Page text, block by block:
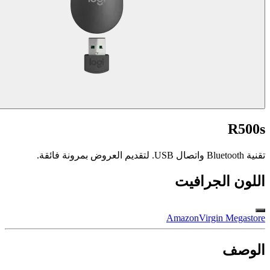
R500s
تقنية Bluetooth واتصال USB. لتقديم العروض بمرونة فائقة.
اللون الجرافيت
AmazonVirgin Megastore​
الوصف